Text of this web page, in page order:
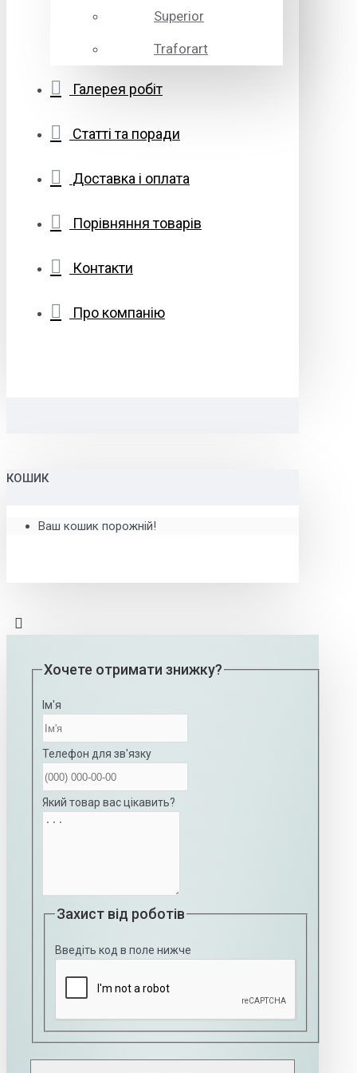
Superior
Traforart
Галерея робіт
Статті та поради
Доставка і оплата
Порівняння товарів
Контакти
Про компанію
КОШИК
Ваш кошик порожній!
Хочете отримати знижку?
Ім'я
Телефон для зв'язку
Який товар вас цікавить?
Захист від роботів
Введіть код в поле нижче